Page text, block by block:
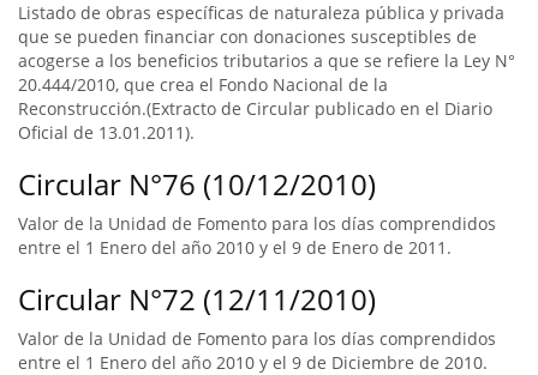
Listado de obras específicas de naturaleza pública y privada
que se pueden financiar con donaciones susceptibles de
acogerse a los beneficios tributarios a que se refiere la Ley N°
20.444/2010, que crea el Fondo Nacional de la
Reconstrucción.(Extracto de Circular publicado en el Diario
Oficial de 13.01.2011).
Circular N°76 (10/12/2010)
Valor de la Unidad de Fomento para los días comprendidos
entre el 1 Enero del año 2010 y el 9 de Enero de 2011.
Circular N°72 (12/11/2010)
Valor de la Unidad de Fomento para los días comprendidos
entre el 1 Enero del año 2010 y el 9 de Diciembre de 2010.